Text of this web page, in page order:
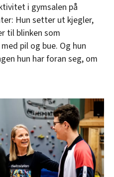
i gymsalen på
Hun setter ut kjegler,
til blinken som
pil og bue. Og hun
hun har foran seg, om